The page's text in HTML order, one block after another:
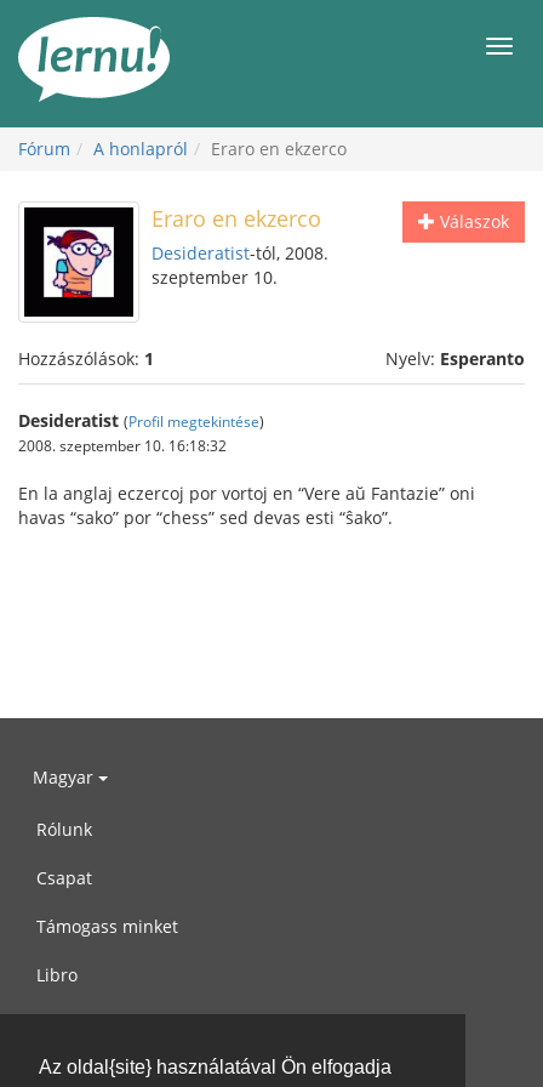
Az oldal{site} használatával Ön elfogadja
Fórum A honlapról Eraro en ekzerco
Válaszok
Eraro en ekzerco
Desideratist-tól, 2008.
szeptember 10.
Hozzászólások: 1 Nyelv: Esperanto
Desideratist (Profil megtekintése)
2008. szeptember 10. 16:18:32
En la anglaj eczercoj por vortoj en “Vere aŭ Fantazie” oni
havas “sako” por “chess” sed devas esti “ŝako”.
Magyar
Rólunk
Csapat
Támogass minket
Libro
Használati feltételek